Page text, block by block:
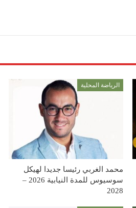
الرياضة المحلية
محمد الغربي رئيسا جديدا لهيكل
سوسيوس للمدة النيابية 2026 –
2028